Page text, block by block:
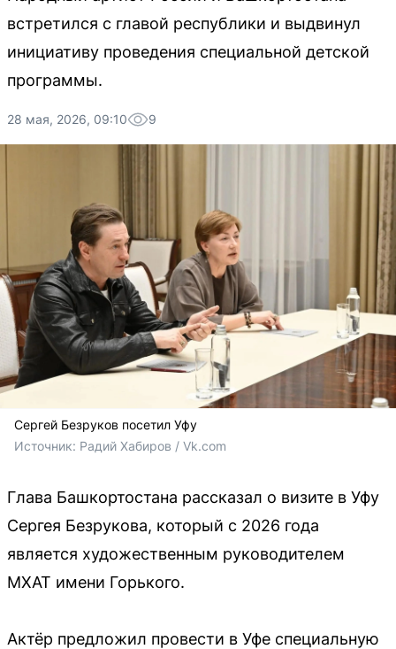
встретился с главой республики и выдвинул
инициативу проведения специальной детской
программы.
28 мая, 2026, 09:10 9
Сергей Безруков посетил Уфу
Источник: Радий Хабиров / Vk.com
Глава Башкортостана рассказал о визите в Уфу
Сергея Безрукова, который с 2026 года
является художественным руководителем
МХАТ имени Горького.
Актёр предложил провести в Уфе специальную